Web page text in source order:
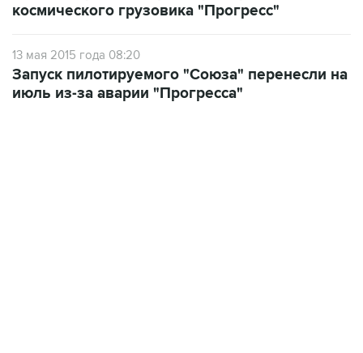
13 мая 2015 года 08:20
июль из-за аварии "Прогресса"